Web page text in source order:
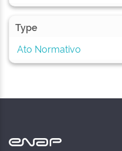
Type
Ato Normativo